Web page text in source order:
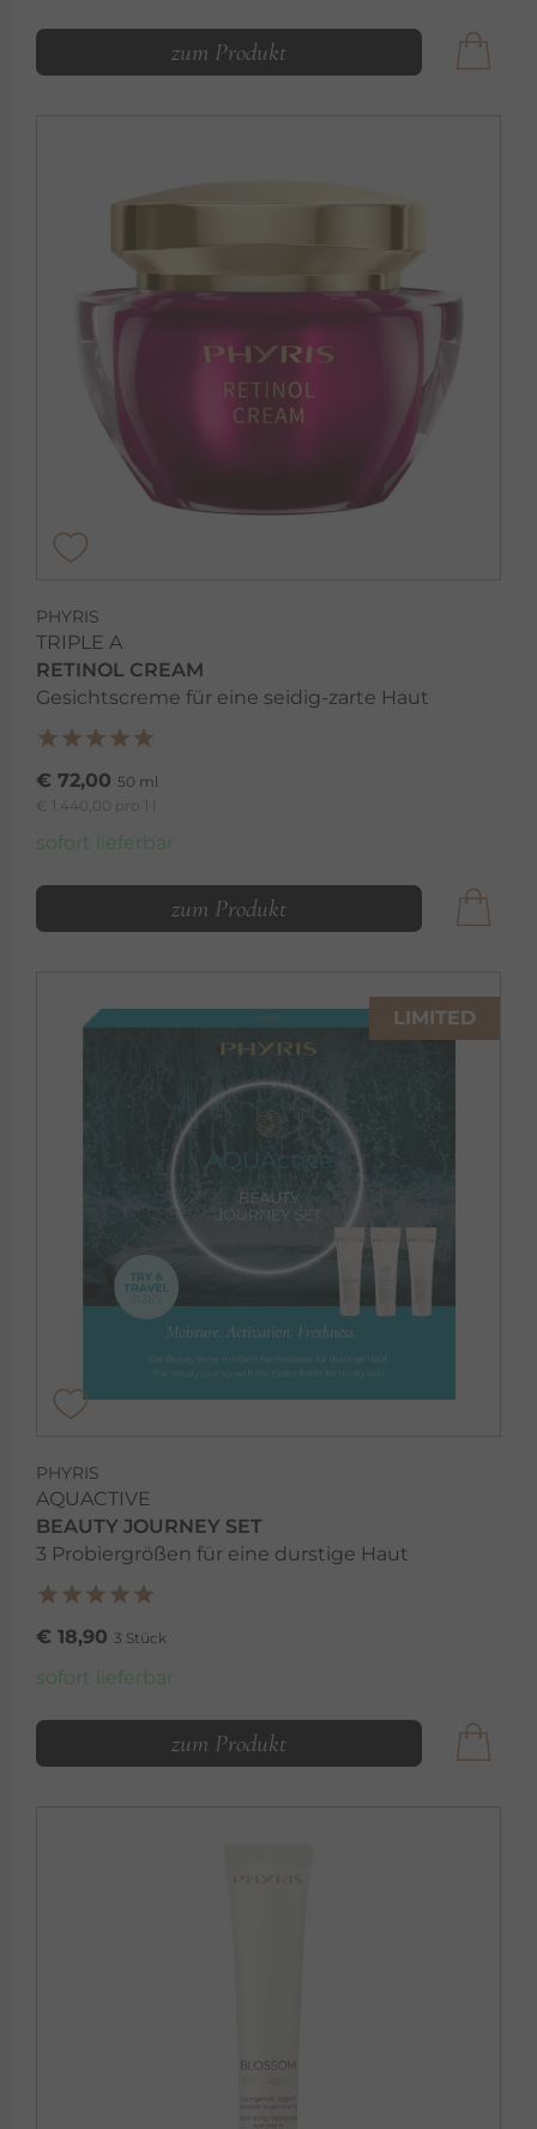
zum Produkt
PHYRIS
TRIPLE A
RETINOL CREAM
Gesichtscreme für eine seidig-zarte Haut
€ 72,00 50 ml
€ 1.440,00 pro 1 l
sofort lieferbar
zum Produkt
LIMITED
PHYRIS
AQUACTIVE
BEAUTY JOURNEY SET
3 Probiergrößen für eine durstige Haut
€ 18,90 3 Stück
sofort lieferbar
zum Produkt